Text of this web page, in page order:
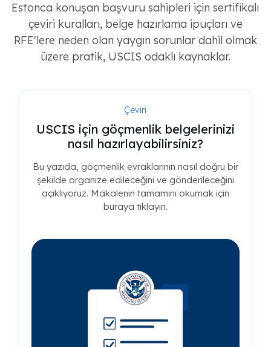
Estonca konuşan başvuru sahipleri için sertifikalı
çeviri kuralları, belge hazırlama ipuçları ve
RFE'lere neden olan yaygın sorunlar dahil olmak
üzere pratik, USCIS odaklı kaynaklar.
Çeviri
USCIS için göçmenlik belgelerinizi
nasıl hazırlayabilirsiniz?
Bu yazıda, göçmenlik evraklarının nasıl doğru bir
şekilde organize edileceğini ve gönderileceğini
açıklıyoruz. Makalenin tamamını okumak için
buraya tıklayın.